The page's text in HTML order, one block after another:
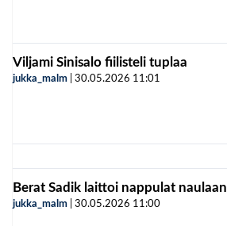
Viljami Sinisalo fiilisteli tuplaa
jukka_malm 30.05.2026 11:01
Berat Sadik laittoi nappulat naulaan
jukka_malm 30.05.2026 11:00